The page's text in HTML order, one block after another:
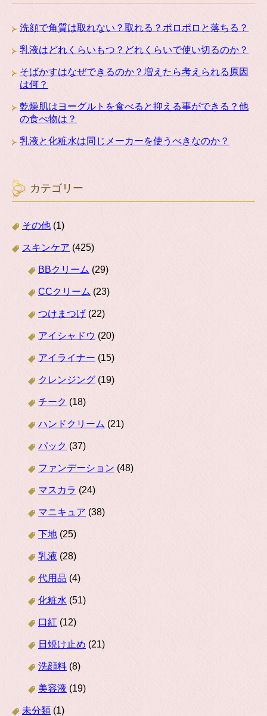
洗顔で角質は取れない？取れる？ポロポロと落ちる？
乳液はどれくらいもつ？どれくらいで使い切るのか？
そばかすはなぜできるのか？増えたら考えられる原因
は何？
乾燥肌はヨーグルトを食べると抑える事ができる？他
の食べ物は？
乳液と化粧水は同じメーカーを使うべきなのか？
カテゴリー
その他 (1)
スキンケア (425)
BBクリーム (29)
CCクリーム (23)
つけまつげ (22)
アイシャドウ (20)
アイライナー (15)
クレンジング (19)
チーク (18)
ハンドクリーム (21)
パック (37)
ファンデーション (48)
マスカラ (24)
マニキュア (38)
下地 (25)
乳液 (28)
代用品 (4)
化粧水 (51)
口紅 (12)
日焼け止め (21)
洗顔料 (8)
美容液 (19)
未分類 (1)